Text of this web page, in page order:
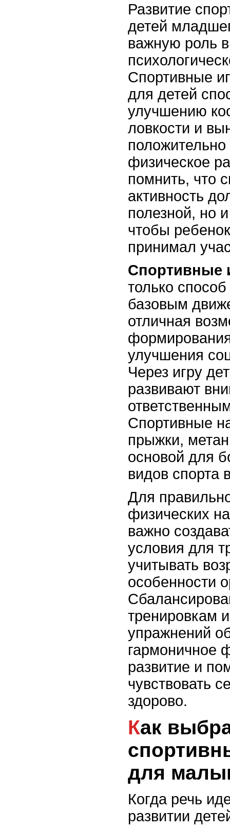
Развитие
детей
важную роль
Спортивные
для детей
улучшению
ловкости и
физическое
помнить, что
активность
полезной, но
чтобы
принимал
Спортивные
только
базовым
отличная
улучшения
Через игру
развивают
Спортивные
прыжки,
основой для
видов спорта
Для
физических
важно
условия для
учитывать
особенности
тренировкам
упражнений
гармоничное
развитие и
чувствовать
здорово.
Как выбрать первый
для
Когда речь
развитии